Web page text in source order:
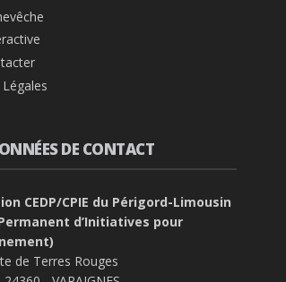
DE CONTACT
CEDP/CPIE du Périgord-Limousin
d’Initiatives pour
de Terres Rouges